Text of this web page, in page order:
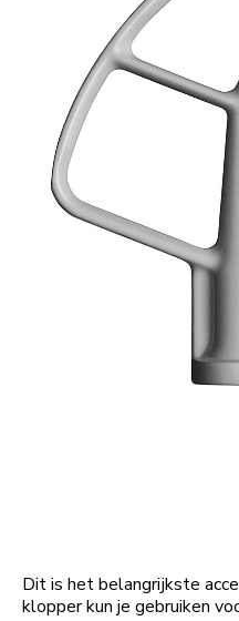
Dit is het belangrijkste
klopper kun je gebruiken